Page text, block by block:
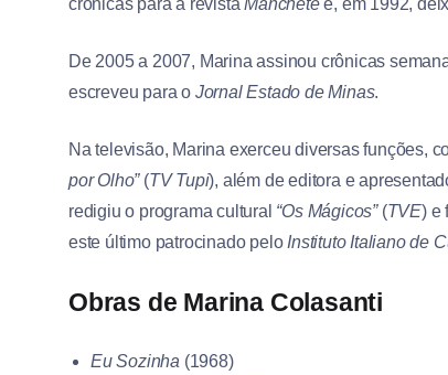
crônicas para a revistaManchetee, em 1992,
De 2005 a 2007, Marina assinou crônicas
escreveu para o Jornal Estado de Minas.
Na televisão, Marina exerceu diversas funções,
por Olho”(TV Tupi), além de editora e
redigiu o programa cultural “Os Mágicos”(TVE) e
este último patrocinado pelo Instituto Italiano de
Obras de Marina Colasanti
Eu Sozinha (1968)